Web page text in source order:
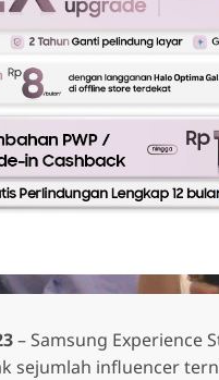
– Samsung Experience
sejumlah influencer